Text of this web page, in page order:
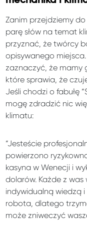
Zanim przejdziemy
parę słów na temat
przyznać, że twórcy
opisywanego
zaznaczyć, że mamy
które sprawia, że
Jeśli chodzi o fabułę
mogę zdradzić nic
klimatu:
“Jesteście
powierzono
kasyna w Wenecji i
dolarów. Każde z
indywidualną wiedzą
robota, dlatego
może zniweczyć